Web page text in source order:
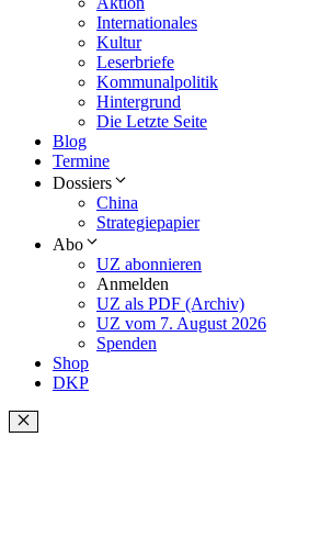
Internationales
Kultur
Leserbriefe
Kommunalpolitik
Hintergrund
Die Letzte Seite
Blog
Termine
Dossiers
China
Strategiepapier
Abo
UZ abonnieren
Anmelden
UZ als PDF (Archiv)
UZ vom 7. August 2026
Spenden
Shop
DKP
Schließen